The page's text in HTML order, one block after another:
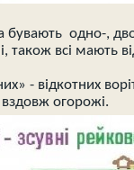
бувають одно-,
також всі мають
- відкотних
огорожі.